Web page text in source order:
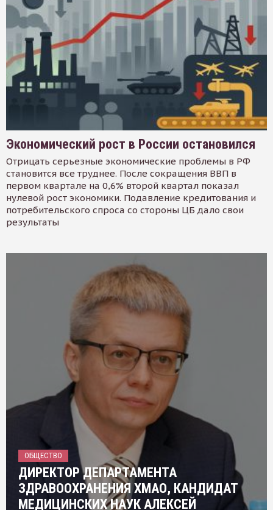
Экономический рост в России остановился
Отрицать серьезные экономические проблемы в РФ
становится все труднее. После сокращения ВВП в
первом квартале на 0,6% второй квартал показал
нулевой рост экономики. Подавление кредитования и
потребительского спроса со стороны ЦБ дало свои
результаты
ОБЩЕСТВО
ДИРЕКТОР ДЕПАРТАМЕНТА
ЗДРАВООХРАНЕНИЯ ХМАО, КАНДИДАТ
МЕДИЦИНСКИХ НАУК АЛЕКСЕЙ